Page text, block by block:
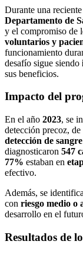
Durante una
Departamento de
y el compromiso de
voluntarios y
funcionamiento
desafío sigue siendo
sus beneficios.
Impacto del
En el año 2023, se
detección precoz, de
detección de
diagnosticaron 547
77% estaban en
efectivo.
Además, se
con riesgo medio o
desarrollo en el
Resultados de